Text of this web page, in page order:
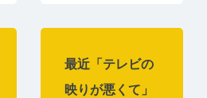
最近「テレビの
映りが悪くて」